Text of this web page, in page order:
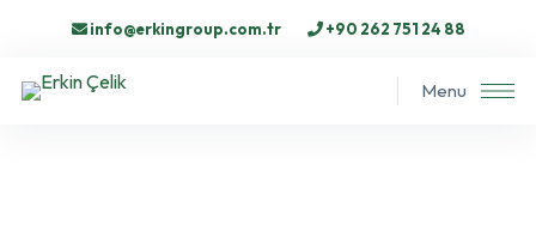
info@erkingroup.com.tr +90 262 751 24 88
Menu